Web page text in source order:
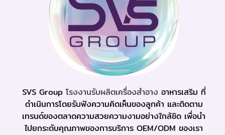
SVS Group โรงงานรับผลิตเครื่องสำอาง อาหารเสริม ที่
ดำเนินการโดยรับฟังความคิดเห็นของลูกค้า และติดตาม
เทรนด์ของตลาดความสวยความงามอย่างใกล้ชิด เพื่อนำ
ไปยกระดับคุณภาพของการบริการ OEM/ODM ของเรา